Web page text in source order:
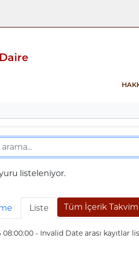
listeleniyor.
Liste Tüm İçerik
08:00:00 - Invalid Date arası kayıtlar